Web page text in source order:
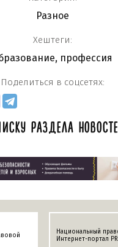
Разное
Хештеги:
, профессия
Поделиться в соцсетях:
РАЗДЕЛА
Национальный
Интернет-портал